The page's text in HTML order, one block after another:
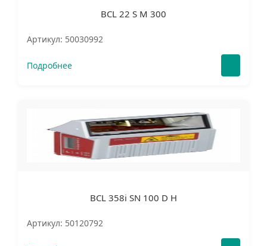
BCL 22 S M 300
Артикул: 50030992
Подробнее
BCL 358i SN 100 D H
Артикул: 50120792